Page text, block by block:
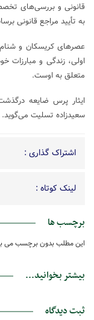
قانونی و بررسی‌های
به تأیید مراجع قانونی
عصرهای کریسکان و
اولی، زندگی و مبارزات
متعلق به اوست.
ایثار پرس ضایعه
سعیدزاده تسلیت می‌گوید.
اشتراک گذاری :
لینک کوتاه :
برچسب ها
این مطلب بدون برچسب می
بیشتر بخوانید...
ثبت دیدگاه